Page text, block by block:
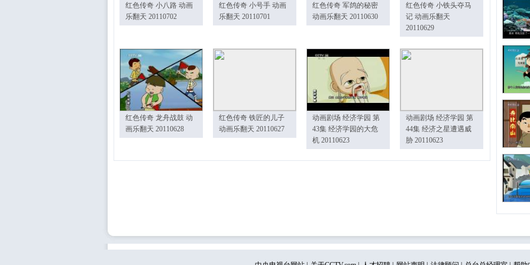
红色传奇 小八路 动画
乐翻天 20110702
红色传奇 小号手 动画
乐翻天 20110701
红色传奇 军鸽的秘密
动画乐翻天 20110630
红色传奇 小铁头夺马
记 动画乐翻天
20110629
红色传奇 龙舟战鼓 动
画乐翻天 20110628
红色传奇 铁匠的儿子
动画乐翻天 20110627
动画剧场 经济学园 第
43集 经济学园的大危
机 20110623
动画剧场 经济学园 第
44集 经济之星遭遇威
胁 20110623